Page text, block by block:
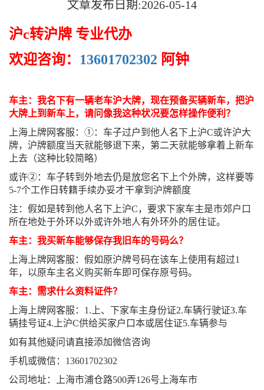
文章发布日期:2026-05-14
沪c转沪牌 专业代办
欢迎咨询： 13601702302 阿钟
车主：我名下有一辆老车沪大牌，现在预备买辆新车，把沪
大牌上到新车上，请问像我这种状况要怎样操作便利？
上海上牌网客服：①：车子过户到他人名下上沪C或许沪大
牌，沪牌额度当天就能够退下来，第二天就能够拿着上新车
上去（这种比较简略）
或许②：车子转到外地去仍是放您名下上个外牌，这样要等
5-7个工作日转籍手续办妥才干拿到沪牌额度
注：假如是转到他人名下上沪C，要求下家车主是市郊户口
所在地处于外环以外或许外地人有外环外的居住证。
车主：我买新车能够保存我旧车的号码么？
上海上牌网客服：假如原沪牌号码在该车上使用有超过1
年，以原车主名义购买新车即可保存原号码。
车主：需求什么资料证件？
上海上牌网客服：1.上、下家车主身份证2.车辆行驶证3.车
辆挂号证4.上沪C供给买家户口本或居住证5.车辆参与
如有其他疑问请直接添加微信咨询
手机或微信：13601702302
公司地址：上海市浦仓路500弄126号上海车市